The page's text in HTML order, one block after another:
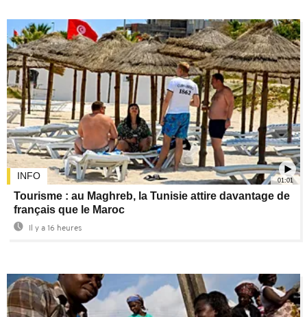
01:01
INFO
Tourisme : au Maghreb, la Tunisie attire davantage de
français que le Maroc
Il y a 16 heures